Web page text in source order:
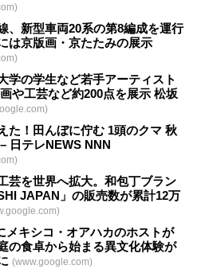
、新型車両20系の第8編成を運行
は京版画・京たたみの展示
学の学生など若手アーティスト
や工芸など約200点を展示 松坂
た！田んぼに佇む 1頭のクマ 秋
日テレNEWS NNN
芸を世界へ拡大。和包丁ブラン
JAPAN」の販売数が累計12万
キシコ・オアハカのホストが
の食卓から始まる異文化体験が
(www.google.com)